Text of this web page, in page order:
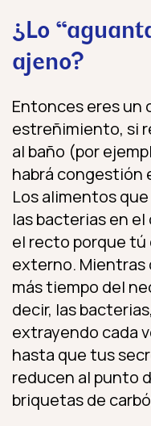
¿Lo
ajeno?
Entonces eres un
estreñimiento, si
al baño (por
habrá
Los alimentos
las bacterias en
el recto porque
externo. Mientras
más tiempo del
decir, las
extrayendo cada
hasta que tus
reducen al punto
briquetas de